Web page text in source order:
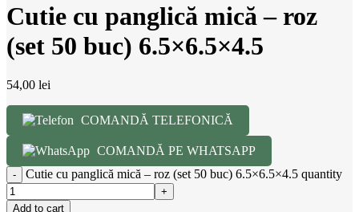
Cutie cu panglică mică – roz
(set 50 buc) 6.5×6.5×4.5
54,00 lei
COMANDĂ TELEFONICĂ
COMANDĂ PE WHATSAPP
Cutie cu panglică mică – roz (set 50 buc) 6.5×6.5×4.5 quantity
Add to cart